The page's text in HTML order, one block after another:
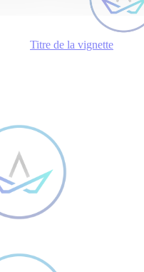
Titre de la vignette